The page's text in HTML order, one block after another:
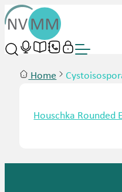
Home
Houschka Rounded